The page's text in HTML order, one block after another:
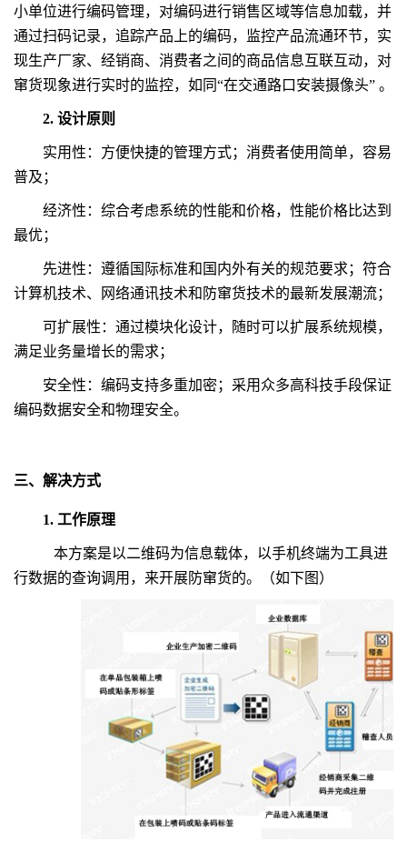
小单位进行编码管理，对编码进行销售区域等信息加载，并
通过扫码记录，追踪产品上的编码，监控产品流通环节，实
现生产厂家、经销商、消费者之间的商品信息互联互动，对
窜货现象进行实时的监控，如同“在交通路口安装摄像头” 。
2. 设计原则
实用性：方便快捷的管理方式；消费者使用简单，容易
普及；
经济性：综合考虑系统的性能和价格，性能价格比达到
最优；
先进性：遵循国际标准和国内外有关的规范要求；符合
计算机技术、网络通讯技术和防窜货技术的最新发展潮流；
可扩展性：通过模块化设计，随时可以扩展系统规模，
满足业务量增长的需求；
安全性：编码支持多重加密；采用众多高科技手段保证
编码数据安全和物理安全。
三、解决方式
1. 工作原理
本方案是以二维码为信息载体，以手机终端为工具进
行数据的查询调用，来开展防窜货的。（如下图）